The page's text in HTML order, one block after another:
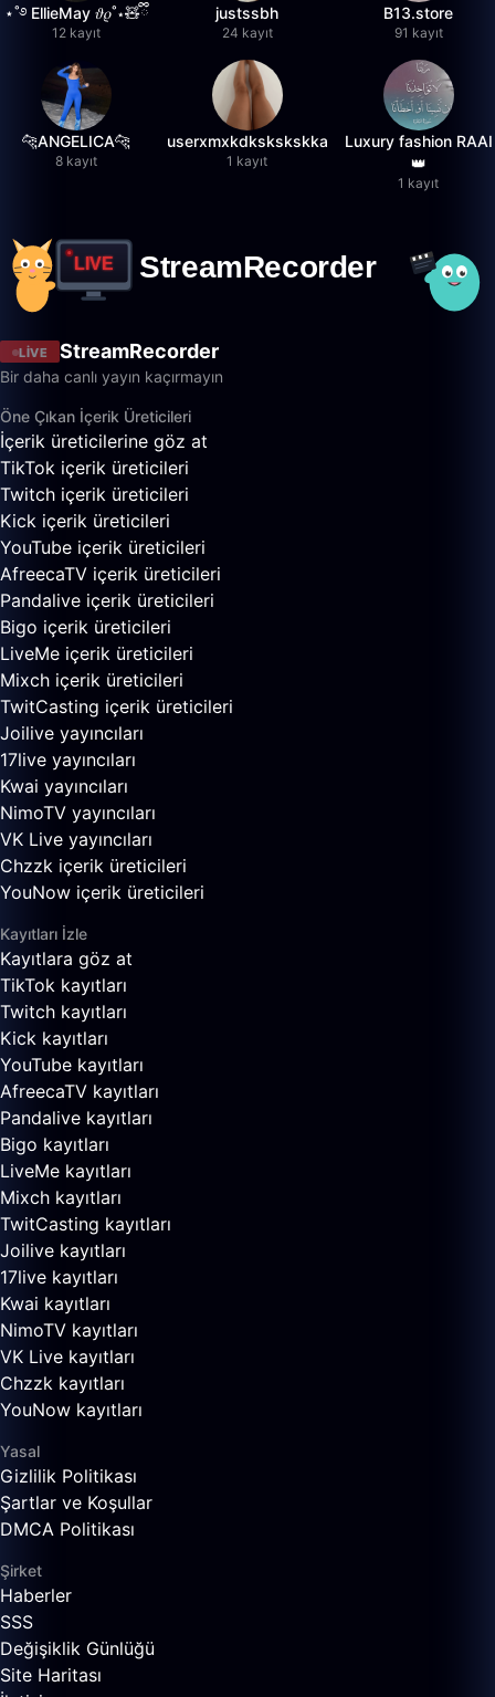
⋆˚࿔ EllieMay 𝜗𝜚˚⋆🧸ྀི
12 kayıt
justssbh
24 kayıt
B13.store
91 kayıt
🐆ANGELICA🐆
8 kayıt
userxmxkdkskskskka
1 kayıt
Luxury fashion RAAI
👑
1 kayıt
LIVE StreamRecorder
Bir daha canlı yayın kaçırmayın
Öne Çıkan İçerik Üreticileri
İçerik üreticilerine göz at
TikTok içerik üreticileri
Twitch içerik üreticileri
Kick içerik üreticileri
YouTube içerik üreticileri
AfreecaTV içerik üreticileri
Pandalive içerik üreticileri
Bigo içerik üreticileri
LiveMe içerik üreticileri
Mixch içerik üreticileri
TwitCasting içerik üreticileri
Joilive yayıncıları
17live yayıncıları
Kwai yayıncıları
NimoTV yayıncıları
VK Live yayıncıları
Chzzk içerik üreticileri
YouNow içerik üreticileri
Kayıtları İzle
Kayıtlara göz at
TikTok kayıtları
Twitch kayıtları
Kick kayıtları
YouTube kayıtları
AfreecaTV kayıtları
Pandalive kayıtları
Bigo kayıtları
LiveMe kayıtları
Mixch kayıtları
TwitCasting kayıtları
Joilive kayıtları
17live kayıtları
Kwai kayıtları
NimoTV kayıtları
VK Live kayıtları
Chzzk kayıtları
YouNow kayıtları
Yasal
Gizlilik Politikası
Şartlar ve Koşullar
DMCA Politikası
Şirket
Haberler
SSS
Değişiklik Günlüğü
Site Haritası